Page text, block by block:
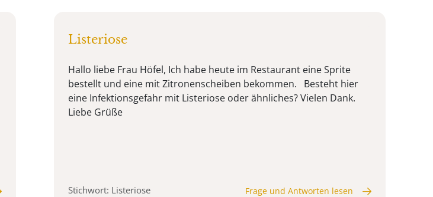
Listeriose
Hallo liebe Frau Höfel, Ich habe heute im Restaurant eine Sprite
bestellt und eine mit Zitronenscheiben bekommen. Besteht hier
eine Infektionsgefahr mit Listeriose oder ähnliches? Vielen Dank.
Liebe Grüße
Stichwort: Listeriose Frage und Antworten lesen